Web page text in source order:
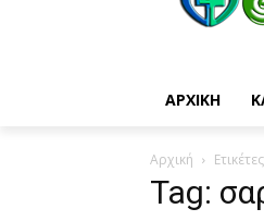
ΑΡΧΙΚΉ
Αρχική Ετικέτες
Tag: